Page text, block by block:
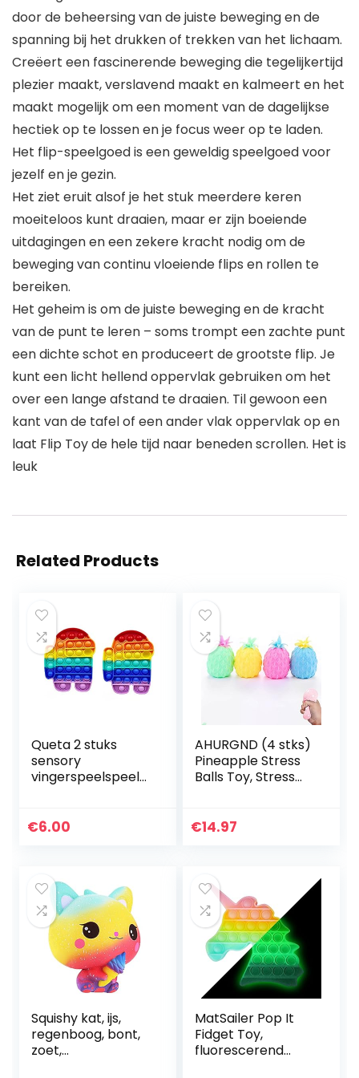
door de beheersing van de juiste beweging en de
spanning bij het drukken of trekken van het lichaam.
Creëert een fascinerende beweging die tegelijkertijd
plezier maakt, verslavend maakt en kalmeert en het
maakt mogelijk om een moment van de dagelijkse
hectiek op te lossen en je focus weer op te laden.
Het flip-speelgoed is een geweldig speelgoed voor
jezelf en je gezin.
Het ziet eruit alsof je het stuk meerdere keren
moeiteloos kunt draaien, maar er zijn boeiende
uitdagingen en een zekere kracht nodig om de
beweging van continu vloeiende flips en rollen te
bereiken.
Het geheim is om de juiste beweging en de kracht
van de punt te leren – soms trompt een zachte punt
een dichte schot en produceert de grootste flip. Je
kunt een licht hellend oppervlak gebruiken om het
over een lange afstand te draaien. Til gewoon een
kant van de tafel of een ander vlak oppervlak op en
laat Flip Toy de hele tijd naar beneden scrollen. Het is
leuk
Related Products
Queta 2 stuks
sensory
vingerspeelspeelg
bubbels, autisme,
€6.00
AHURGND (4 stks)
Pineapple Stress
Balls Toy, Stress
Fidget Toy,
€14.97
Squishy kat, ijs,
regenboog, bont,
zoet,
MatSailer Pop It
Fidget Toy,
fluorescerend